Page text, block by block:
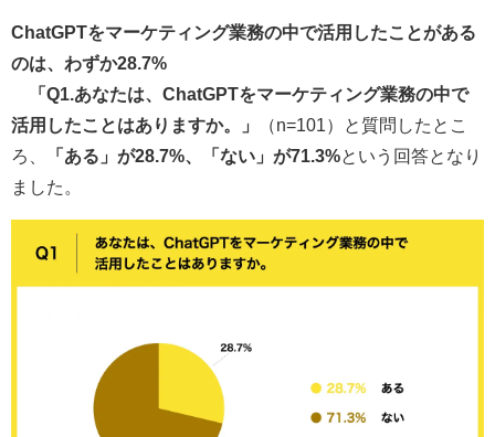
ChatGPTをマーケティング業務の中で活用したことがある
のは、わずか28.7%
「Q1.あなたは、ChatGPTをマーケティング業務の中で
活用したことはありますか。」
（n=101）と質問したとこ
ろ、
「ある」が28.7%、「ない」が71.3%という回答となり
ました。